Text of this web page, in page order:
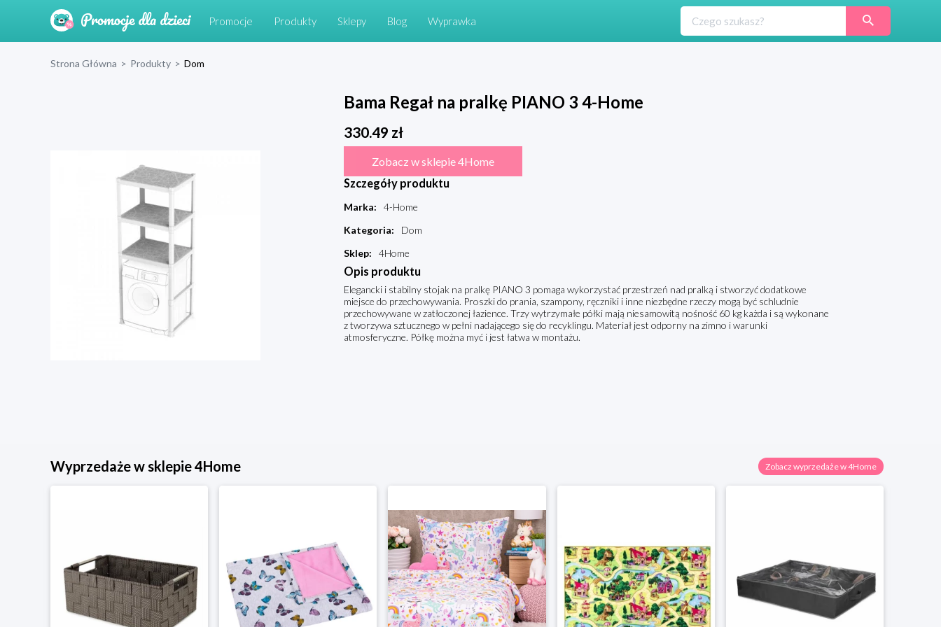
Promocje Produkty Sklepy Blog Wyprawka
Strona Główna > Produkty > Dom
Bama Regał na pralkę PIANO 3 4-Home
330.49 zł
Zobacz w sklepie 4Home
Szczegóły produktu
Marka:
4-Home
Kategoria:
Dom
Sklep: 4Home
Opis produktu
Elegancki i stabilny stojak na pralkę PIANO 3 pomaga wykorzystać przestrzeń nad pralką i stworzyć dodatkowe
miejsce do przechowywania. Proszki do prania, szampony, ręczniki i inne niezbędne rzeczy mogą być schludnie
przechowywane w zatłoczonej łazience. Trzy wytrzymałe półki mają niesamowitą nośność 60 kg każda i są wykonane
z tworzywa sztucznego w pełni nadającego się do recyklingu. Materiał jest odporny na zimno i warunki
atmosferyczne. Półkę można myć i jest łatwa w montażu.
Wyprzedaże w sklepie 4Home Zobacz wyprzedaże w 4Home